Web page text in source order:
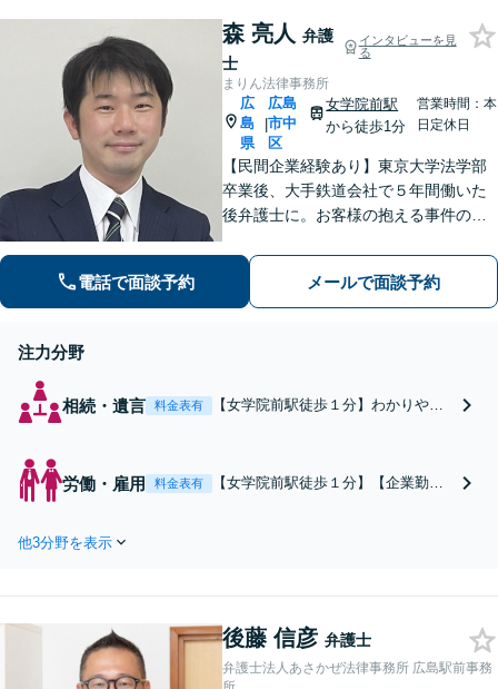
婚・男女問題の解決実
績が豊富です。
ります。後遺障害の等級認定
の手続きなどもお任せくださ
い。
森 亮人 弁護
士
インタビューを見
る
まりん法律事務所
広
島
県
|
広島
市中
区
女学院前駅
から徒歩1分
営業時間：本
日定休日
【民間企業経験あり】東京大学法学部
卒業後、大手鉄道会社で５年間働いた
後弁護士に。お客様の抱える事件の本
出すのが得意です。逆に私からは、法
律用語を多用しない分かり易い説明を
心がけています。女学院前電停から徒
電話で面談予約 メールで面談予約
注力分野
相続・遺言 料金表有
【女学院前駅徒歩１分】わかりやす
み。遺産分割／寄与分／遺留分請求
／遺言書作成などをサポートしま
労働・雇用 料金表有
【女学院前駅徒歩１分】【企業勤務
る段階ではないと気兼ねすることな
さい。
他3分野を表示
後藤 信彦 弁護士
弁護士法人あさかぜ法律事務所 広島駅前事務